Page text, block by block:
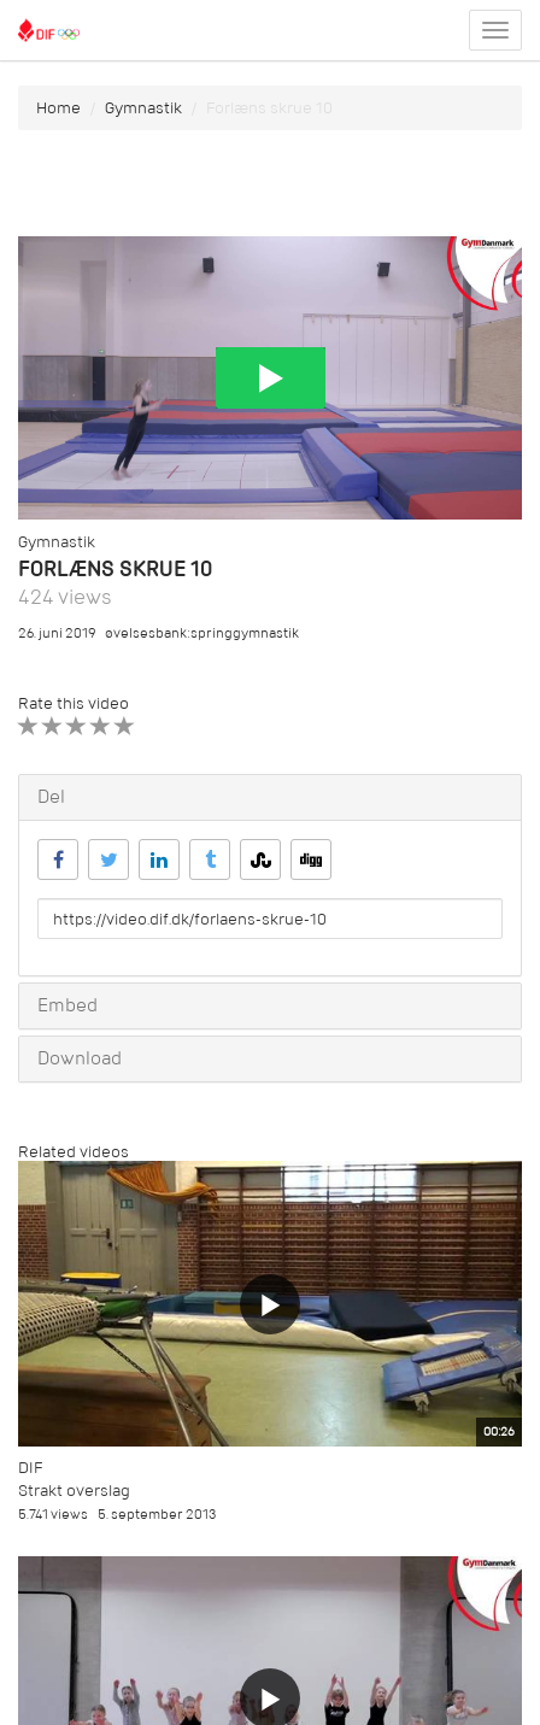
menu
Home Gymnastik Forlæns skrue 10
Gymnastik
FORLÆNS SKRUE 10
424 views
26. juni 2019 øvelsesbank:springgymnastik
Rate this video
Del
URL
to
Embed
Download
Related videos
00:26
DIF
Strakt overslag
5.741 views 5. september 2013